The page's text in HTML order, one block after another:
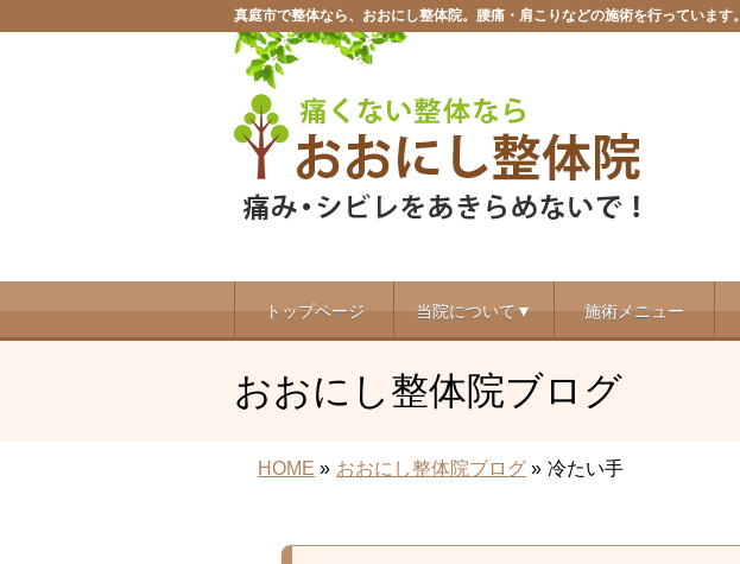
真庭市で整体なら、おおにし整体院。腰痛・肩こりなどの施術を行っています。
トップページ 当院について▼ 施術メニュー
おおにし整体院ブログ
HOME » おおにし整体院ブログ » 冷たい手